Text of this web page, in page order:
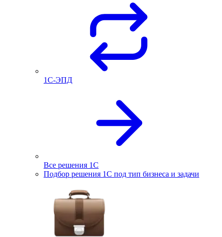
1С-ЭПД
Все решения 1С
Подбор решения 1С под тип бизнеса и задачи